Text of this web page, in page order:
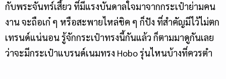
กับพระจันทร์เสี้ยว ที่มีแรงบันดาลใจมาจากกระเป๋าย่ามคน
งานจะถือเก๋ ๆ หรือสะพายไหล่ชิค ๆ ก็ปัง ที่สำคัญมีไว้ไม่ตก
เทรนด์แน่นอน รู้จักกระเป๋าทรงนี้กันแล้ว ก็ตามมาดูกันเลย
ว่าจะมีกระเป๋าแบรนด์เนมทรง Hobo รุ่นไหนบ้างที่ควรตำ